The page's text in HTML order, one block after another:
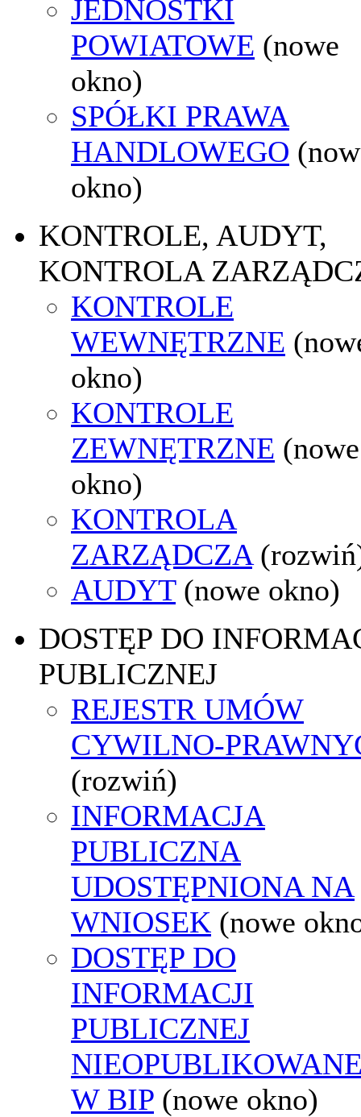
JEDNOSTKI
POWIATOWE (nowe
okno)
SPÓŁKI PRAWA
HANDLOWEGO
okno)
KONTROLE, AUDYT,
KONTROLA
KONTROLE
WEWNĘTRZNE
okno)
KONTROLE
ZEWNĘTRZNE (nowe
okno)
KONTROLA
ZARZĄDCZA
AUDYT (nowe okno)
DOSTĘP DO
PUBLICZNEJ
REJESTR UMÓW
CYWILNO-
(rozwiń)
INFORMACJA
PUBLICZNA
UDOSTĘPNIONA NA
WNIOSEK (nowe
DOSTĘP DO
INFORMACJI
PUBLICZNEJ
W BIP (nowe okno)